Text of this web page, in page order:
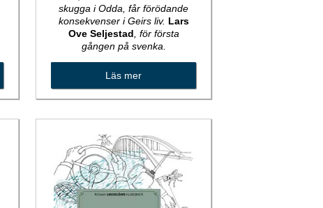
skugga i Odda, får förödande
konsekvenser i Geirs liv. Lars
Ove Seljestad , för första
gången på svenka.
Läs mer